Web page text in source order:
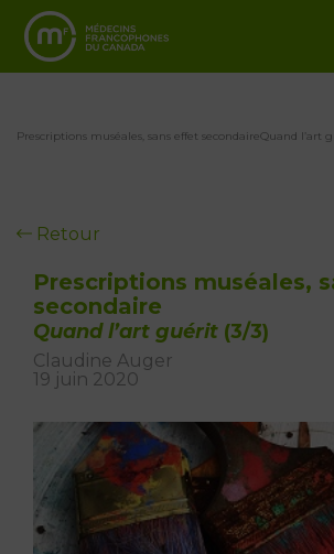
Prescriptions muséales, sans effet secondaireQuand l’art
Retour
Prescriptions muséales,
secondaire
Quand l’art guérit (3/3)
Claudine Auger
19 juin 2020